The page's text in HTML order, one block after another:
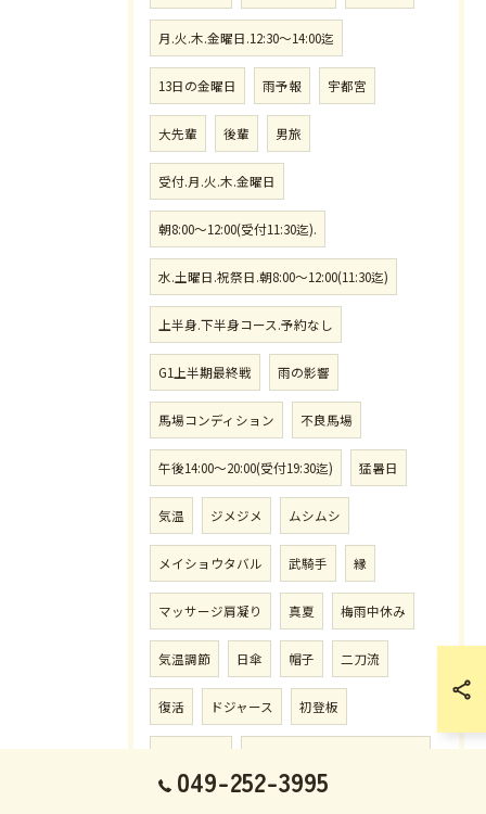
月.火.木.金曜日.12:30〜14:00迄
13日の金曜日 雨予報 宇都宮
大先輩 後輩 男旅
受付.月.火.木.金曜日
朝8:00〜12:00(受付11:30迄).
水.土曜日.祝祭日.朝8:00〜12:00(11:30迄)
上半身.下半身コース.予約なし
G1上半期最終戦 雨の影響
馬場コンディション 不良馬場
午後14:00〜20:00(受付19:30迄) 猛暑日
気温 ジメジメ ムシムシ
メイショウタバル 武騎手 縁
マッサージ肩凝り 真夏 梅雨中休み
気温調節 日傘 帽子 二刀流
復活 ドジャース 初登板
049-252-3995